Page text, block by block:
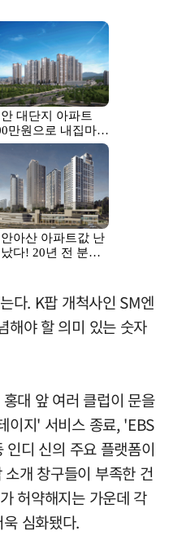
다. K팝 개척사인 SM엔
해야 할 의미 있는 숫자
대 앞 여러 클럽이 문을
이지' 서비스 종료, 'EBS
디 신의 주요 플랫폼이
개 창구들이 부족한 건
허약해지는 가운데 각
심화됐다.